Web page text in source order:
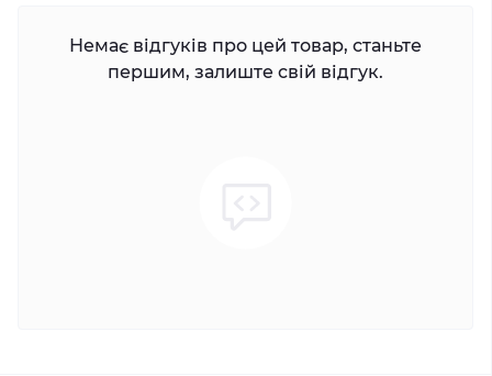
Немає відгуків про цей товар, станьте
першим, залиште свій відгук.